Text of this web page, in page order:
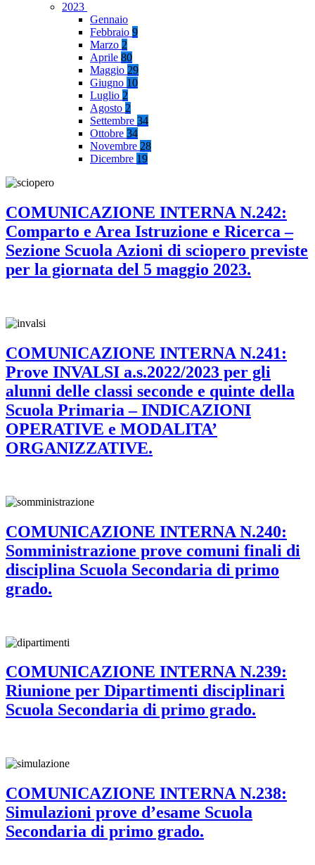
2023
Gennaio
Febbraio 9
Marzo 2
Aprile 80
Maggio 29
Giugno 10
Luglio 2
Agosto 2
Settembre 34
Ottobre 34
Novembre 28
Dicembre 19
COMUNICAZIONE INTERNA N.242:
Comparto e Area Istruzione e Ricerca –
Sezione Scuola Azioni di sciopero previste
per la giornata del 5 maggio 2023.
COMUNICAZIONE INTERNA N.241:
Prove INVALSI a.s.2022/2023 per gli
alunni delle classi seconde e quinte della
Scuola Primaria – INDICAZIONI
OPERATIVE e MODALITA’
ORGANIZZATIVE.
COMUNICAZIONE INTERNA N.240:
Somministrazione prove comuni finali di
disciplina Scuola Secondaria di primo
grado.
COMUNICAZIONE INTERNA N.239:
Riunione per Dipartimenti disciplinari
Scuola Secondaria di primo grado.
COMUNICAZIONE INTERNA N.238:
Simulazioni prove d’esame Scuola
Secondaria di primo grado.